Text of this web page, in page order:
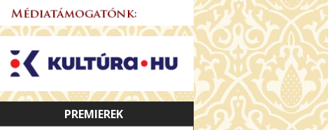
PREMIEREK